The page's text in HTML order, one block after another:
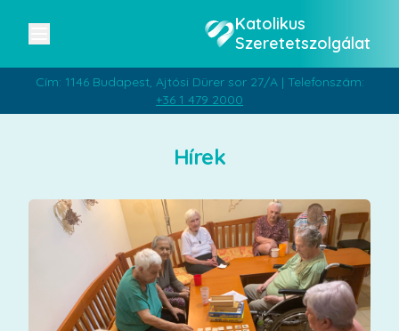
Katolikus
Szeretetszolgálat
Cím: 1146 Budapest, Ajtósi Dürer sor 27/A | Telefonszám:
+36 1 479 2000
Hírek